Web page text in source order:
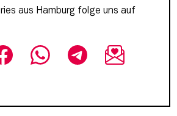
aus Hamburg folge uns auf